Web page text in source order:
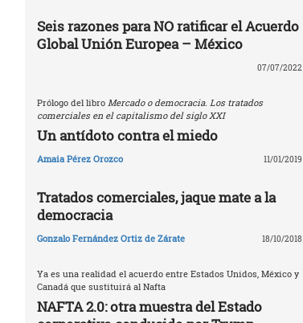
Seis razones para NO ratificar el Acuerdo
Global Unión Europea – México
07/07/2022
Prólogo del libro Mercado o democracia. Los tratados
comerciales en el capitalismo del siglo XXI
Un antídoto contra el miedo
Amaia Pérez Orozco 11/01/2019
Tratados comerciales, jaque mate a la
democracia
Gonzalo Fernández Ortiz de Zárate 18/10/2018
Ya es una realidad el acuerdo entre Estados Unidos, México y
Canadá que sustituirá al Nafta
NAFTA 2.0: otra muestra del Estado